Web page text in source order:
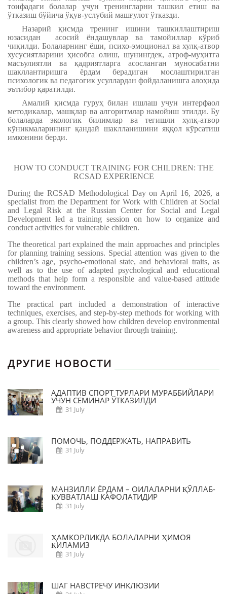
тоифадаги болалар учун тренингларни ташкил етиш ва
ўтказиш бўйича ўқув-услубий машғулот ўтказди.
Назарий қисмда тренинг ишини ташкиллаштириш
юзасидан асосий ёндашувлар ва тамойиллар кўриб
чиқилди. Болаларнинг ёши, психо-эмоционал ва хулқ-атвор
хусусиятларини ҳисобга олиш, шунингдек, атроф-муҳитга
масъулиятли ва қадриятларга асосланган муносабатни
шакллантиришга ёрдам берадиган мослаштирилган
психологик ва педагогик усуллардан фойдаланишга алоҳида
эътибор қаратилди.
Амалий қисмда гуруҳ билан ишлаш учун интерфаол
методикалар, машқлар ва алгоритмлар намойиш этилди. Бу
болаларда экологик билимлар ва тегишли хулқ-атвор
кўникмаларининг қандай шаклланишини яққол кўрсатиш
имконини берди.
HOW TO CONDUCT TRAINING FOR CHILDREN: THE
RCSAD EXPERIENCE
During the RCSAD Methodological Day on April 16, 2026, a
specialist from the Department for Work with Children at Social
and Legal Risk at the Russian Center for Social and Legal
Development led a training session on how to organize and
conduct activities for vulnerable children.
The theoretical part explained the main approaches and principles
for planning training sessions. Special attention was given to the
children’s age, psycho-emotional state, and behavioral traits, as
well as to the use of adapted psychological and educational
methods that help form a responsible and value-based attitude
toward the environment.
The practical part included a demonstration of interactive
techniques, exercises, and step-by-step methods for working with
a group. This clearly showed how children develop environmental
awareness and appropriate behavior through training.
ДРУГИЕ НОВОСТИ
АДАПТИВ СПОРТ ТУРЛАРИ МУРАББИЙЛАРИ
УЧУН СЕМИНАР ЎТКАЗИЛДИ
31 July
ПОМОЧЬ, ПОДДЕРЖАТЬ, НАПРАВИТЬ
31 July
МАНЗИЛЛИ ЁРДАМ – ОИЛАЛАРНИ ҚЎЛЛАБ-
ҚУВВАТЛАШ КАФОЛАТИДИР
31 July
ҲАМКОРЛИКДА БОЛАЛАРНИ ҲИМОЯ
ҚИЛАМИЗ
31 July
ШАГ НАВСТРЕЧУ ИНКЛЮЗИИ